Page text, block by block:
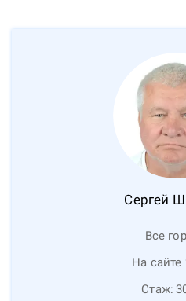
Сергей
Все
На сайте
Стаж: